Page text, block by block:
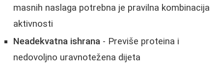
masnih naslaga potrebna je pravilna kombinacija
aktivnosti
Neadekvatna ishrana - Previše proteina i
nedovoljno uravnotežena dijeta